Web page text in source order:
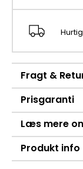
Fragt &
Prisgaranti
Læs mere
Produkt info